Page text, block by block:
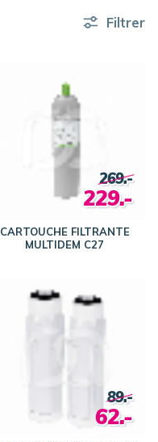
Filtrer
CARTOUCHE FILTRANTE
MULTIDEM C27
269.-
229.-
89.-
62.-